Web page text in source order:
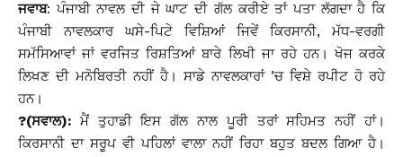
ਜਵਾਬ: ਪੰਜਾਬੀ ਨਾਵਲ ਦੀ ਜੇ ਘਾਟ ਦੀ ਗੱਲ ਕਰੀਏ ਤਾਂ ਪਤਾ ਲੱਗਦਾ ਹੈ ਕਿ
ਪੰਜਾਬੀ ਨਾਵਲਕਾਰ ਘਸੇ-ਪਿਟੇ ਵਿਸ਼ਿਆਂ ਜਿਵੇਂ ਕਿਰਸਾਨੀ, ਮੱਧ-ਵਰਗੀ
ਸਮੱਸਿਆਵਾਂ ਜਾਂ ਵਰਜਿਤ ਰਿਸ਼ਤਿਆਂ ਬਾਰੇ ਲਿਖੀ ਜਾ ਰਹੇ ਹਨ। ਖੋਜ ਕਰਕੇ
ਲਿਖਣ ਦੀ ਮਨੋਬਿਰਤੀ ਨਹੀਂ ਹੈ। ਸਾਡੇ ਨਾਵਲਕਾਰਾਂ ’ਚ ਵਿਸ਼ੇ ਰਪੀਟ ਹੋ ਰਹੇ
ਹਨ।
?(ਸਵਾਲ): ਮੈਂ ਤੁਹਾਡੀ ਇਸ ਗੱਲ ਨਾਲ ਪੂਰੀ ਤਰਾਂ ਸਹਿਮਤ ਨਹੀਂ ਹਾਂ।
ਕਿਰਸਾਨੀ ਦਾ ਸਰੂਪ ਵੀ ਪਹਿਲਾਂ ਵਾਲਾ ਨਹੀਂ ਰਿਹਾ ਬਹੁਤ ਬਦਲ ਗਿਆ ਹੈ।